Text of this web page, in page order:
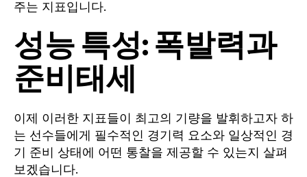
주는 지표입니다.
성능 특성: 폭발력과
준비태세
이제 이러한 지표들이 최고의 기량을 발휘하고자 하
는 선수들에게 필수적인 경기력 요소와 일상적인 경
기 준비 상태에 어떤 통찰을 제공할 수 있는지 살펴
보겠습니다.